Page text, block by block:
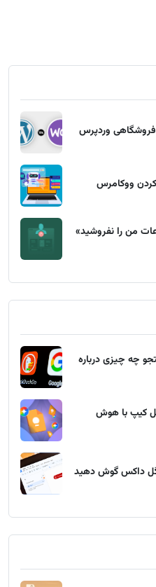
فروشگاهی وردپرس
من را نفروشید»
چه چیزی درباره
کیپ با هوش
داکس گوش دهید